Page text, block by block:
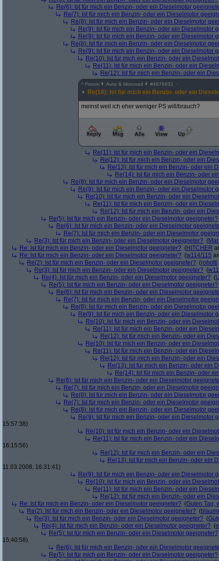
Re(6): Ist für mich ein Benzin- oder ein Dieselmotor
Re(7): Ist für mich ein Benzin- oder ein Dieselmotor
Re(8): Ist für mich ein Benzin- oder ein Dieselmotor
Re(9): Ist für mich ein Benzin- oder ein Dieselmotor
Re(9): Ist für mich ein Benzin- oder ein Dieselmotor
Re(8): Ist für mich ein Benzin- oder ein Dieselmotor
Re(9): Ist für mich ein Benzin- oder ein Dieselmotor
Re(10): Ist für mich ein Benzin- oder ein
Re(11): Ist für mich ein Benzin- oder ein
Re(12): Ist für mich ein Benzin- oder ein
^ Forum Auto & Motorrad #4676631
Re(10): Ist für mich ein Benzin- oder ein
meinst weil ich eher weniger PS will/brauch?
Re(11): Ist für mich ein Benzin- oder ein
Re(12): Ist für mich ein Benzin- oder ein
Re(13): Ist für mich ein Benzin- oder ein
Re(14): Ist für mich ein Benzin- oder
Re(8): Ist für mich ein Benzin- oder ein Dieselmotor
Re(9): Ist für mich ein Benzin- oder ein Dieselmotor
Re(10): Ist für mich ein Benzin- oder ein
Re(11): Ist für mich ein Benzin- oder ein
Re(12): Ist für mich ein Benzin- oder ein
Re(5): Ist für mich ein Benzin- oder ein Dieselmotor geeigneter?
Re(6): Ist für mich ein Benzin- oder ein Dieselmotor
Re(7): Ist für mich ein Benzin- oder ein Dieselmotor
Re(3): Ist für mich ein Benzin- oder ein Dieselmotor geeigneter? (
Re: Ist für mich ein Benzin- oder ein Dieselmotor geeigneter? (HITCHER
Re: Ist für mich ein Benzin- oder ein Dieselmotor geeigneter? (w114/115
Re(2): Ist für mich ein Benzin- oder ein Dieselmotor geeigneter? (robotti
Re(3): Ist für mich ein Benzin- oder ein Dieselmotor geeigneter? (
Re(4): Ist für mich ein Benzin- oder ein Dieselmotor geeigneter? (
Re(5): Ist für mich ein Benzin- oder ein Dieselmotor geeigneter?
Re(6): Ist für mich ein Benzin- oder ein Dieselmotor
Re(7): Ist für mich ein Benzin- oder ein Dieselmotor
Re(8): Ist für mich ein Benzin- oder ein Dieselmotor
Re(9): Ist für mich ein Benzin- oder ein Dieselmotor
Re(10): Ist für mich ein Benzin- oder ein
Re(11): Ist für mich ein Benzin- oder ein
Re(12): Ist für mich ein Benzin- oder ein
Re(10): Ist für mich ein Benzin- oder ein
Re(11): Ist für mich ein Benzin- oder ein
Re(12): Ist für mich ein Benzin- oder ein
Re(13): Ist für mich ein Benzin- oder ein
Re(14): Ist für mich ein Benzin- oder
Re(6): Ist für mich ein Benzin- oder ein Dieselmotor
Re(7): Ist für mich ein Benzin- oder ein Dieselmotor
Re(8): Ist für mich ein Benzin- oder ein Dieselmotor
Re(7): Ist für mich ein Benzin- oder ein Dieselmotor
Re(8): Ist für mich ein Benzin- oder ein Dieselmotor
Re(9): Ist für mich ein Benzin- oder ein Dieselmotor
15:57:38)
Re(10): Ist für mich ein Benzin- oder ein
Re(11): Ist für mich ein Benzin- oder ein
16:15:56)
Re(12): Ist für mich ein Benzin- oder ein
Re(13): Ist für mich ein Benzin- oder ein
11.03.2008, 16:31:41)
Re(9): Ist für mich ein Benzin- oder ein Dieselmotor
Re(10): Ist für mich ein Benzin- oder ein
Re(11): Ist für mich ein Benzin- oder ein
Re(12): Ist für mich ein Benzin- oder ein
Re: Ist für mich ein Benzin- oder ein Dieselmotor geeigneter? (Guten Tag,
Re(2): Ist für mich ein Benzin- oder ein Dieselmotor geeigneter? (
Re(3): Ist für mich ein Benzin- oder ein Dieselmotor geeigneter? (
Re(4): Ist für mich ein Benzin- oder ein Dieselmotor geeigneter? (
Re(5): Ist für mich ein Benzin- oder ein Dieselmotor geeigneter?
15:40:58)
Re(6): Ist für mich ein Benzin- oder ein Dieselmotor
Re(5): Ist für mich ein Benzin- oder ein Dieselmotor geeigneter?